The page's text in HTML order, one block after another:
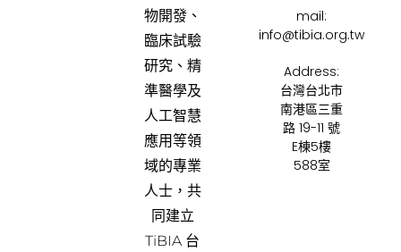
物開發、
臨床試驗
研究、精
準醫學及
人工智慧
應用等領
域的專業
人士，共
同建立
TiBIA 台
mail:
info@tibia.org.tw
Address:
台灣台北市
南港區三重
路 19-11 號
E棟5樓
588室